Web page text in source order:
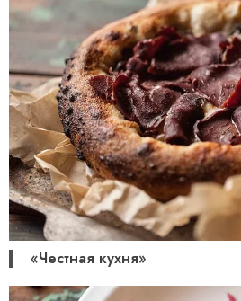
«Честная кухня»